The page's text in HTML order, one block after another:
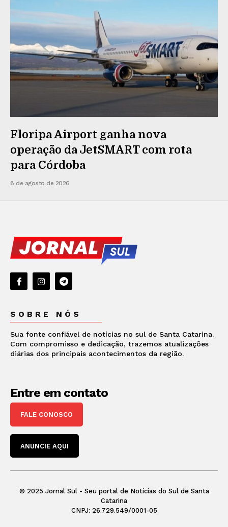
Floripa Airport ganha nova
operação da JetSMART com rota
para Córdoba
8 de agosto de 2026
SOBRE NÓS
Sua fonte confiável de notícias no sul de Santa Catarina.
Com compromisso e dedicação, trazemos atualizações
diárias dos principais acontecimentos da região.
Entre em contato
FALE CONOSCO
ANUNCIE AQUI
© 2025 Jornal Sul - Seu portal de Notícias do Sul de Santa
Catarina
CNPJ: 26.729.549/0001-05